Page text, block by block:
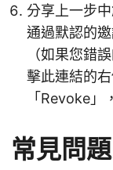
分享上一步
通過默認的
（如果您錯
擊此連結的
「Revoke」
常見問題